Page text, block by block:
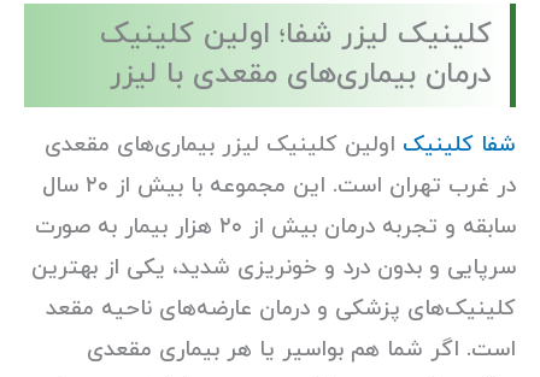
کلینیک لیزر شفا؛ اولین کلینیک
درمان بیماری‌های مقعدی با لیزر
شفا کلینیک اولین کلینیک لیزر بیماری‌های مقعدی
در غرب تهران است. این مجموعه با بیش از ۲۰ سال
سابقه و تجربه درمان بیش از ۲۰ هزار بیمار به صورت
سرپایی و بدون درد و خونریزی شدید، یکی از بهترین
کلینیک‌های پزشکی و درمان عارضه‌های ناحیه مقعد
است. اگر شما هم بواسیر یا هر بیماری مقعدی